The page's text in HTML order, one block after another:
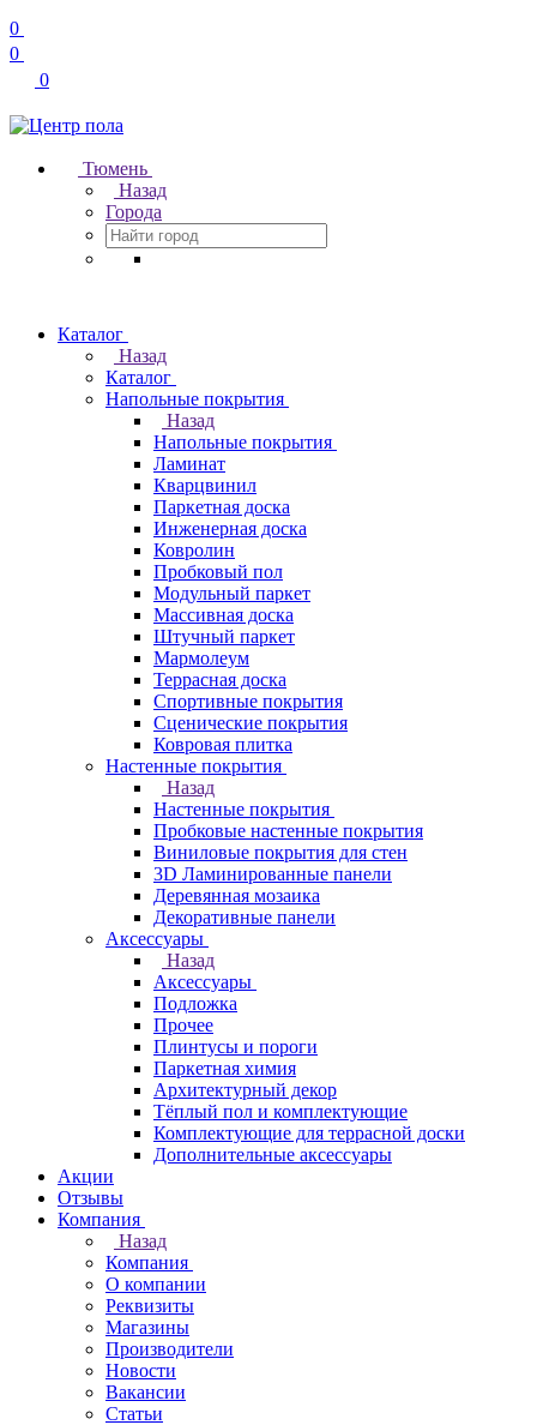
0
0
0
Тюмень
Назад
Города
Каталог
Назад
Каталог
Напольные покрытия
Назад
Напольные покрытия
Ламинат
Кварцвинил
Паркетная доска
Инженерная доска
Ковролин
Пробковый пол
Модульный паркет
Массивная доска
Штучный паркет
Мармолеум
Террасная доска
Спортивные покрытия
Сценические покрытия
Ковровая плитка
Настенные покрытия
Назад
Настенные покрытия
Пробковые настенные покрытия
Виниловые покрытия для стен
3D Ламинированные панели
Деревянная мозаика
Декоративные панели
Аксессуары
Назад
Аксессуары
Подложка
Прочее
Плинтусы и пороги
Паркетная химия
Архитектурный декор
Тёплый пол и комплектующие
Комплектующие для террасной доски
Дополнительные аксессуары
Акции
Отзывы
Компания
Назад
Компания
О компании
Реквизиты
Магазины
Производители
Новости
Вакансии
Статьи